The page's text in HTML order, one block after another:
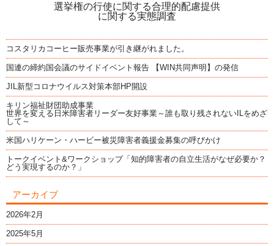
選挙権の行使に関する合理的配慮提供
に関する実態調査
コスタリカコーヒー販売事業が引き継がれました。
国連の締約国会議のサイドイベント報告 【WIN共同声明】の発信
JIL新型コロナウイルス対策本部HP開設
キリン福祉財団助成事業
世界を変える日米障害者リーダー友好事業～誰も取り残されないILをめざ
して～
米国ハリケーン・ハービー被災障害者義援金募集の呼びかけ
トークイベント&ワークショップ「知的障害者の自立生活がなぜ必要か？
どう実現するのか？」
アーカイブ
2026年2月
2025年5月